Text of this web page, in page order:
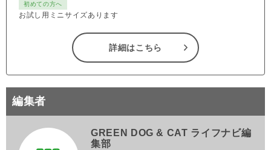
初めての方へ
お試し用ミニサイズあります
詳細はこちら
編集者
GREEN DOG & CAT ライフナビ編
集部